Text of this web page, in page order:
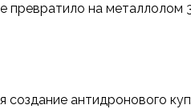
превратило на металлолом
создание антидронового